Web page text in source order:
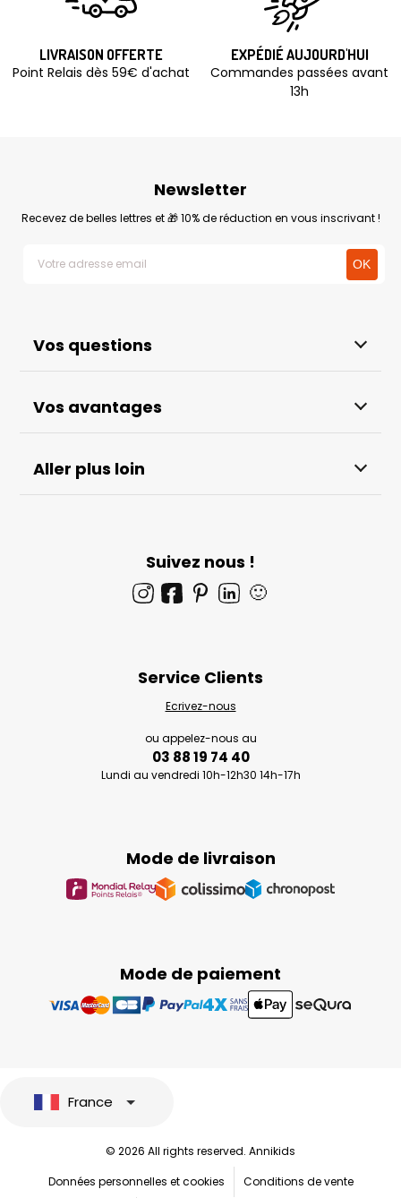
LIVRAISON OFFERTE
Point Relais dès 59€ d'achat
EXPÉDIÉ AUJOURD'HUI
Commandes passées avant
13h
Vos questions
Vos avantages
Aller plus loin
Newsletter
Recevez de belles lettres et 🎁 10% de réduction en vous inscrivant !
Suivez nous !
🙂
Mode de paiement
Mode de livraison
Service Clients
Ecrivez-nous
ou appelez-nous au
03 88 19 74 40
Lundi au vendredi 10h-12h30 14h-17h
France
© 2026 All rights reserved. Annikids
Données personnelles et cookies
Conditions de vente